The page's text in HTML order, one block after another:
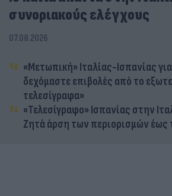
συνοριακούς ελέγχους
07.08.2026
«Μετωπική» Ιταλίας-Ισπανίας
δεχόμαστε επιβολές από το
τελεσίγραφα»
«Τελεσίγραφο» Ισπανίας στην
Ζητά άρση των περιορισμών έως